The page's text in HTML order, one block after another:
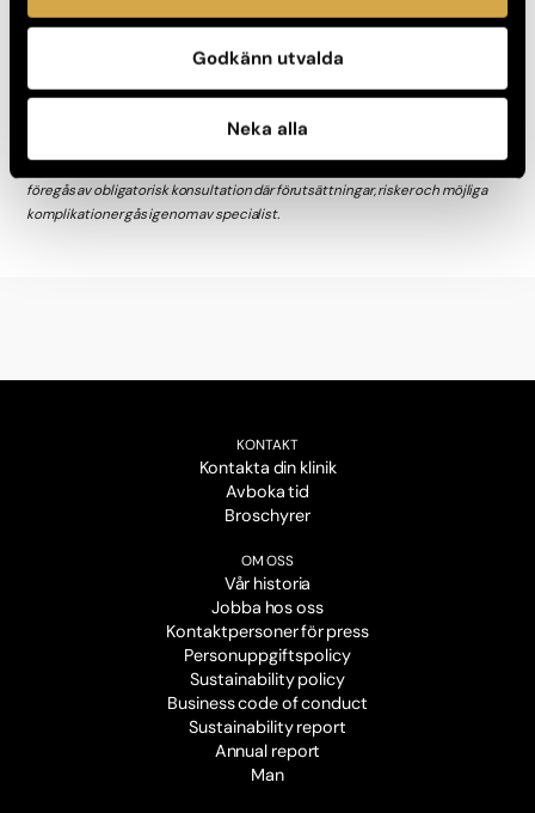
Godkänn utvalda
Neka alla
Storlek: 450 CC
Före- och efterbilder visar exempel på individuella resultat. Alla ingrepp
föregås av obligatorisk konsultation där förutsättningar, risker och möjliga
komplikationer gås igenom av specialist.
KONTAKT
Kontakta din klinik
Avboka tid
Broschyrer
OM OSS
Vår historia
Jobba hos oss
Kontaktpersoner för press
Personuppgiftspolicy
Sustainability policy
Business code of conduct
Sustainability report
Annual report
Man